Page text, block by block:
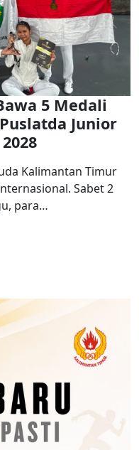
5 Medali
Junior
Kalimantan Timur
Sabet 2
para…